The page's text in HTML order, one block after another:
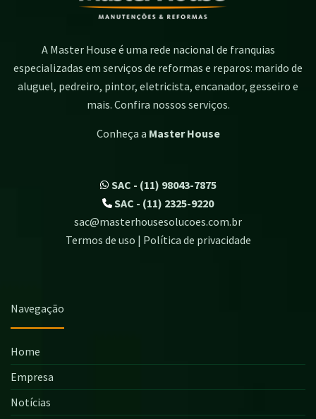
A Master House é uma rede nacional de franquias
especializadas em serviços de reformas e reparos: marido de
aluguel, pedreiro, pintor, eletricista, encanador, gesseiro e
mais. Confira nossos serviços.
Conheça a Master House
SAC - (11) 98043-7875
SAC - (11) 2325-9220
sac@masterhousesolucoes.com.br
Termos de uso | Política de privacidade
Navegação
Home
Empresa
Notícias